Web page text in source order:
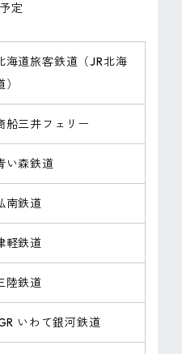
定
海道旅客鉄道（JR北海
）
船三井フェリー
い森鉄道
南鉄道
軽鉄道
陸鉄道
いわて銀河鉄道